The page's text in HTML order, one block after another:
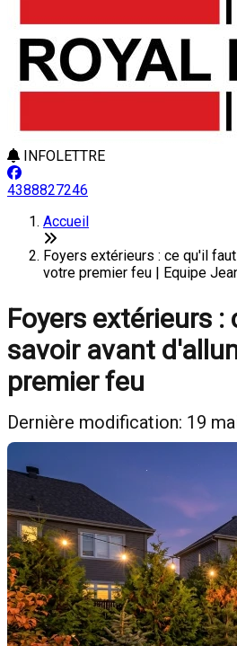
INFOLETTRE
4388827246
Accueil
Foyers extérieurs : ce qu'il
votre premier feu | Equipe
Foyers extérieurs
savoir avant
premier feu
Dernière modification: 19